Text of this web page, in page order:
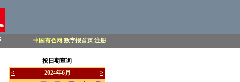
中国有色网 数字报首页 注册
按日期查询